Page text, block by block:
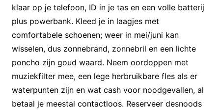
klaar op je telefoon, ID in je tas en een volle batterij
plus powerbank. Kleed je in laagjes met
comfortabele schoenen; weer in mei/juni kan
wisselen, dus zonnebrand, zonnebril en een lichte
poncho zijn goud waard. Neem oordoppen met
muziekfilter mee, een lege herbruikbare fles als er
waterpunten zijn en wat cash voor noodgevallen, al
betaal je meestal contactloos. Reserveer desnoods